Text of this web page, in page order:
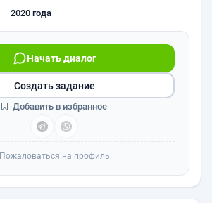
2020 года
Начать диалог
Создать задание
Добавить в избранное
Пожаловаться на профиль